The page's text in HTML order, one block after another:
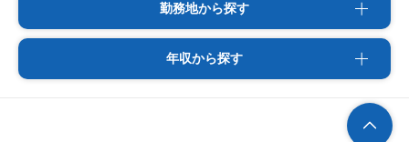
勤務地から探す
年収から探す